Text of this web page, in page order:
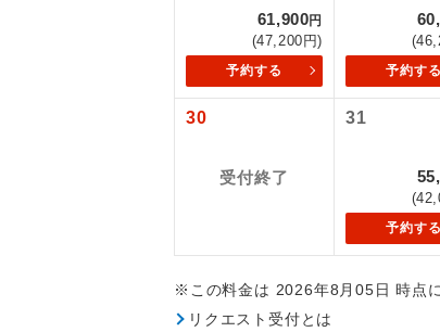
61,900円
(47,200円)
予約する 予約する
30
受付終了
31
予約する
※この料金は 2026年8月05日 時点
リクエスト受付とは
ウェブ
せん。
ト